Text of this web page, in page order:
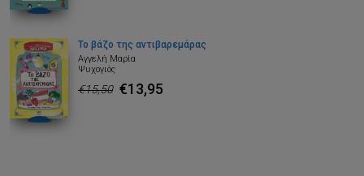
Το βάζο της αντιβαρεμάρας
Αγγελή Μαρία
Ψυχογιός
€15,50 €13,95